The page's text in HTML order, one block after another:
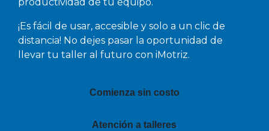
¡Es fácil de usar, accesible y solo a un clic de
distancia! No dejes pasar la oportunidad de
llevar tu taller al futuro con iMotriz.
Comienza sin costo
Atención a talleres